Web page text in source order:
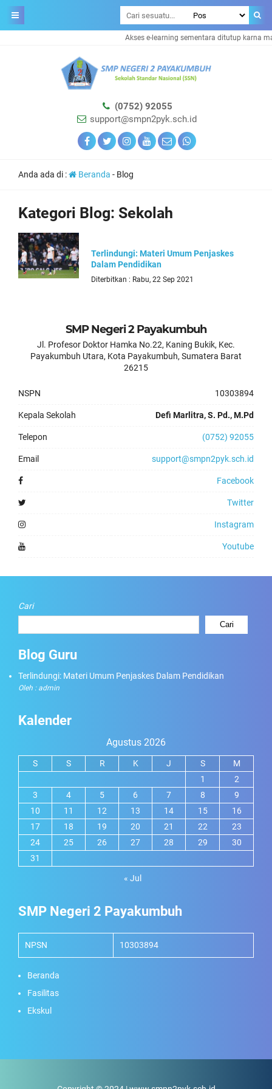
Akses e-learning sementara ditutup karna
(0752) 92055
support@smpn2pyk.sch.id
Anda ada di : Beranda - Blog
Kategori Blog: Sekolah
Terlindungi: Materi Umum Penjaskes
Dalam Pendidikan
Diterbitkan : Rabu, 22 Sep 2021
SMP Negeri 2 Payakumbuh
Jl. Profesor Doktor Hamka No.22, Kaning Bukik, Kec.
Payakumbuh Utara, Kota Payakumbuh, Sumatera Barat
26215
NSPN 10303894
Kepala Sekolah Defi Marlitra, S. Pd., M.Pd
Telepon (0752) 92055
Email support@smpn2pyk.sch.id
Facebook
Twitter
Instagram
Youtube
Cari
Cari
Blog Guru
Terlindungi: Materi Umum Penjaskes Dalam Pendidikan
Oleh : admin
Kalender
Agustus 2026
S S R K J S
M
1
2
3
4 5 6 7 8
9
10
11 12 13 14 15
16
17
18 19 20 21 22
23
24
25 26 27 28 29
30
31
« Jul
SMP Negeri 2 Payakumbuh
NPSN 10303894
Beranda
Fasilitas
Ekskul